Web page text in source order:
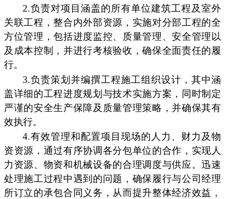
2.负责对项目涵盖的所有单位建筑工程及室外
关联工程，整合内外部资源，实施对分部工程的全
方位管理，包括进度监控、质量管理、安全管理以
及成本控制，并进行考核验收，确保全面责任的履
行。
3.负责策划并编撰工程施工组织设计，其中涵
盖详细的工程进度规划与技术实施方案，同时制定
严谨的安全生产保障及质量管理策略，并确保其有
效执行。
4.有效管理和配置项目现场的人力、财力及物
资资源，通过有序协调各分包单位的合作，实现人
力资源、物资和机械设备的合理调度与供应。迅速
处理施工过程中遇到的问题，确保履行与公司经理
所订立的承包合同义务，从而提升整体经济效益，